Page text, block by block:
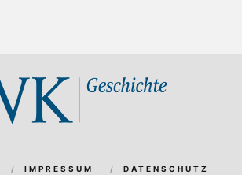
IMPRESSUM DATENSCHUTZ